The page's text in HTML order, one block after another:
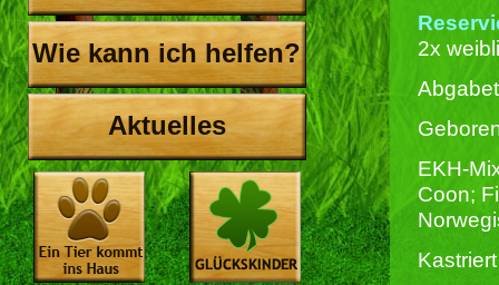
Wie kann ich helfen?
Aktuelles
2x
EKH-
Coon;